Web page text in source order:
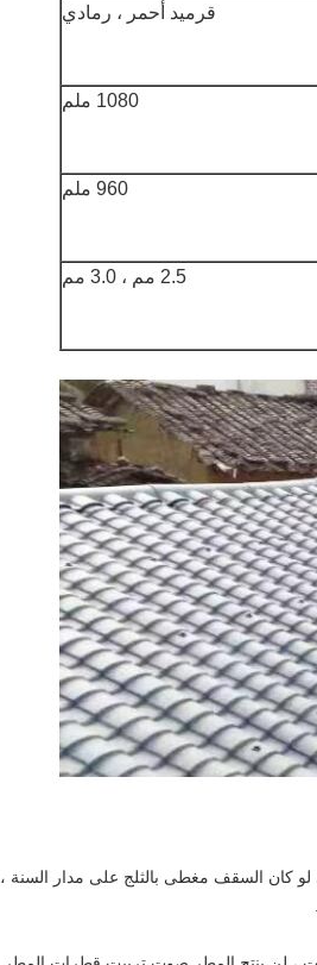
قرميد أحمر ، رمادي
1080 ملم
960 ملم
2.5 مم ، 3.0 مم
كان السقف مغطى بالثلج على مدار السنة ،